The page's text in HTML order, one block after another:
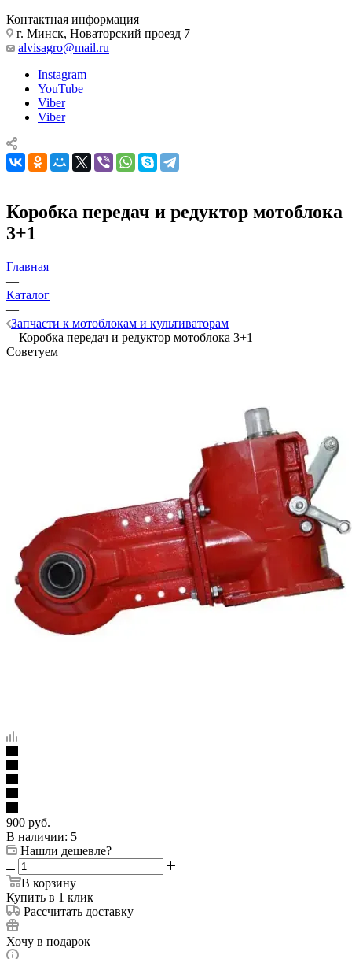
Контактная информация
г. Минск, Новаторский проезд 7
alvisagro@mail.ru
Instagram
YouTube
Viber
Viber
Коробка передач и редуктор мотоблока
3+1
Главная
—
Каталог
—
Запчасти к мотоблокам и культиваторам
—Коробка передач и редуктор мотоблока 3+1
Советуем
900 руб.
В наличии: 5
Нашли дешевле?
В корзину
Купить в 1 клик
Рассчитать доставку
Хочу в подарок